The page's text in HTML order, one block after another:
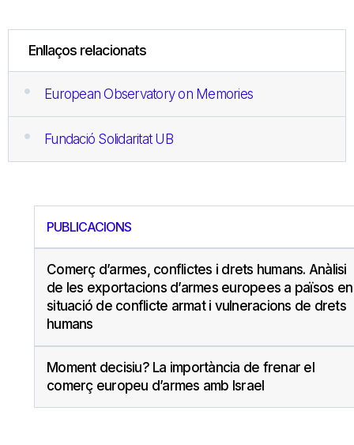
Enllaços relacionats
European Observatory on Memories
Fundació Solidaritat UB
PUBLICACIONS
Comerç d’armes, conflictes i drets humans. Anàlisi
de les exportacions d’armes europees a països en
situació de conflicte armat i vulneracions de drets
humans
Moment decisiu? La importància de frenar el
comerç europeu d’armes amb Israel